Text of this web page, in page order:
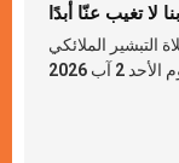
لا تغيب عنّا أبدًا
التبشير الملائكي
2 آب 2026